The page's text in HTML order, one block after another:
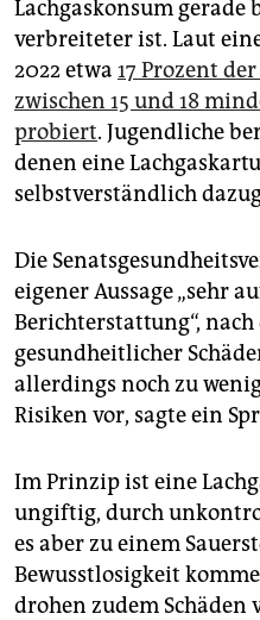
Lachgaskonsum
verbreiteter ist. Laut
2022 etwa 17 Prozent
zwischen 15 und 18
probiert. Jugendliche
denen eine
selbstverständlich
Die
eigener Aussage „sehr
Berichterstattung“, nach
gesundheitlicher
allerdings noch zu
Risiken vor, sagte ein
Im Prinzip ist eine
ungiftig, durch
es aber zu einem
Bewusstlosigkeit
drohen zudem